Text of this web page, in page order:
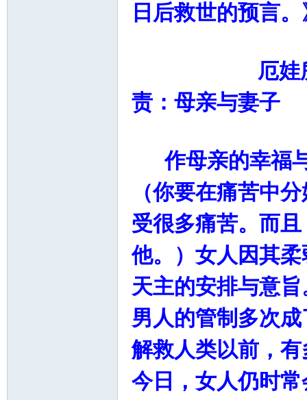
日后救世的预言。
厄娃所应该
责：母亲与妻子
作母亲的幸福与
（你要在痛苦中
受很多痛苦。而
他。）女人因其
天主的安排与意
男人的管制多次
解救人类以前，
今日，女人仍时